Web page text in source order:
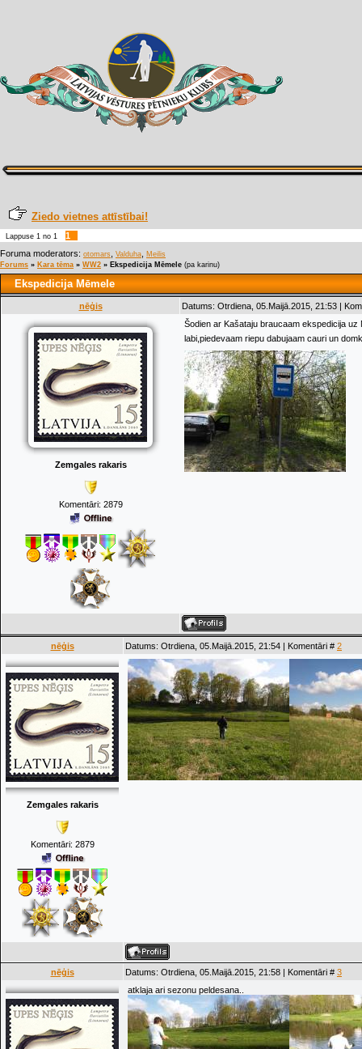
Ziedo vietnes attīstībai!
Lappuse 1 no 1
1
Foruma moderators: otomars Valduha
Meilis
Forums » Kara tēma » WW2 » Ekspedicija Mēmele (pa karinu)
Ekspedicija Mēmele
nēģis Datums: Otrdiena, 05.Maijā.2015, 21:53 |
Zemgales rakaris
Komentāri: 2879
Šodien ar Kašataju braucaam ekspedicija uz
labi,piedevaam riepu dabujaam cauri un
nēģis Datums: Otrdiena, 05.Maijā.2015, 21:54 | Komentāri # 2
Zemgales rakaris
Komentāri: 2879
nēģis Datums: Otrdiena, 05.Maijā.2015, 21:58 | Komentāri # 3
atklaja ari sezonu peldesana..